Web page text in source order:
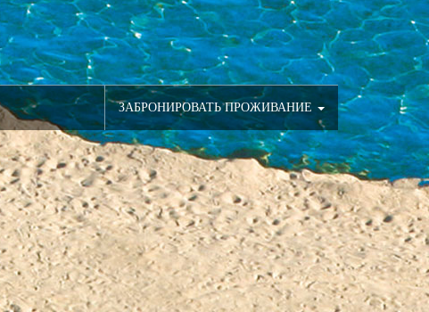
ЗАБРОНИРОВАТЬ ПРОЖИВАНИЕ